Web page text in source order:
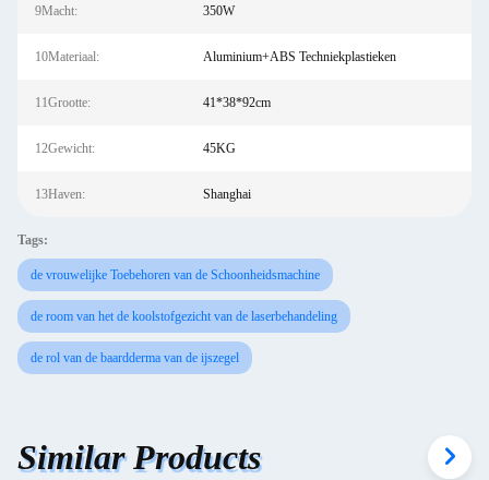
9Macht: 350W
10Materiaal: Aluminium+ABS Techniekplastieken
11Grootte: 41*38*92cm
12Gewicht: 45KG
13Haven: Shanghai
Tags:
de vrouwelijke Toebehoren van de Schoonheidsmachine
de room van het de koolstofgezicht van de laserbehandeling
de rol van de baardderma van de ijszegel
Similar Products